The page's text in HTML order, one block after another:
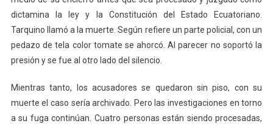
dictamina la ley y la Constitución del Estado Ecuatoriano.
Tarquino llamó a la muerte. Según refiere un parte policial, con un
pedazo de tela color tomate se ahorcó. Al parecer no soportó la
presión y se fue al otro lado del silencio.
Mientras tanto, los acusadores se quedaron sin piso, con su
muerte el caso sería archivado. Pero las investigaciones en torno
a su fuga continúan. Cuatro personas están siendo procesadas,